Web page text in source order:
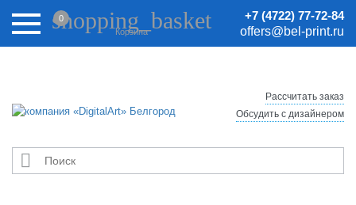
Внимание! Цены на сайте могут быть неактуальными.
Актуальные цены уточняйте у менеджеров.
+7 (4722) 77-72-84
offers@bel-print.ru
shopping_basket
Корзина
0

Рассчитать заказ
Обсудить с дизайнером